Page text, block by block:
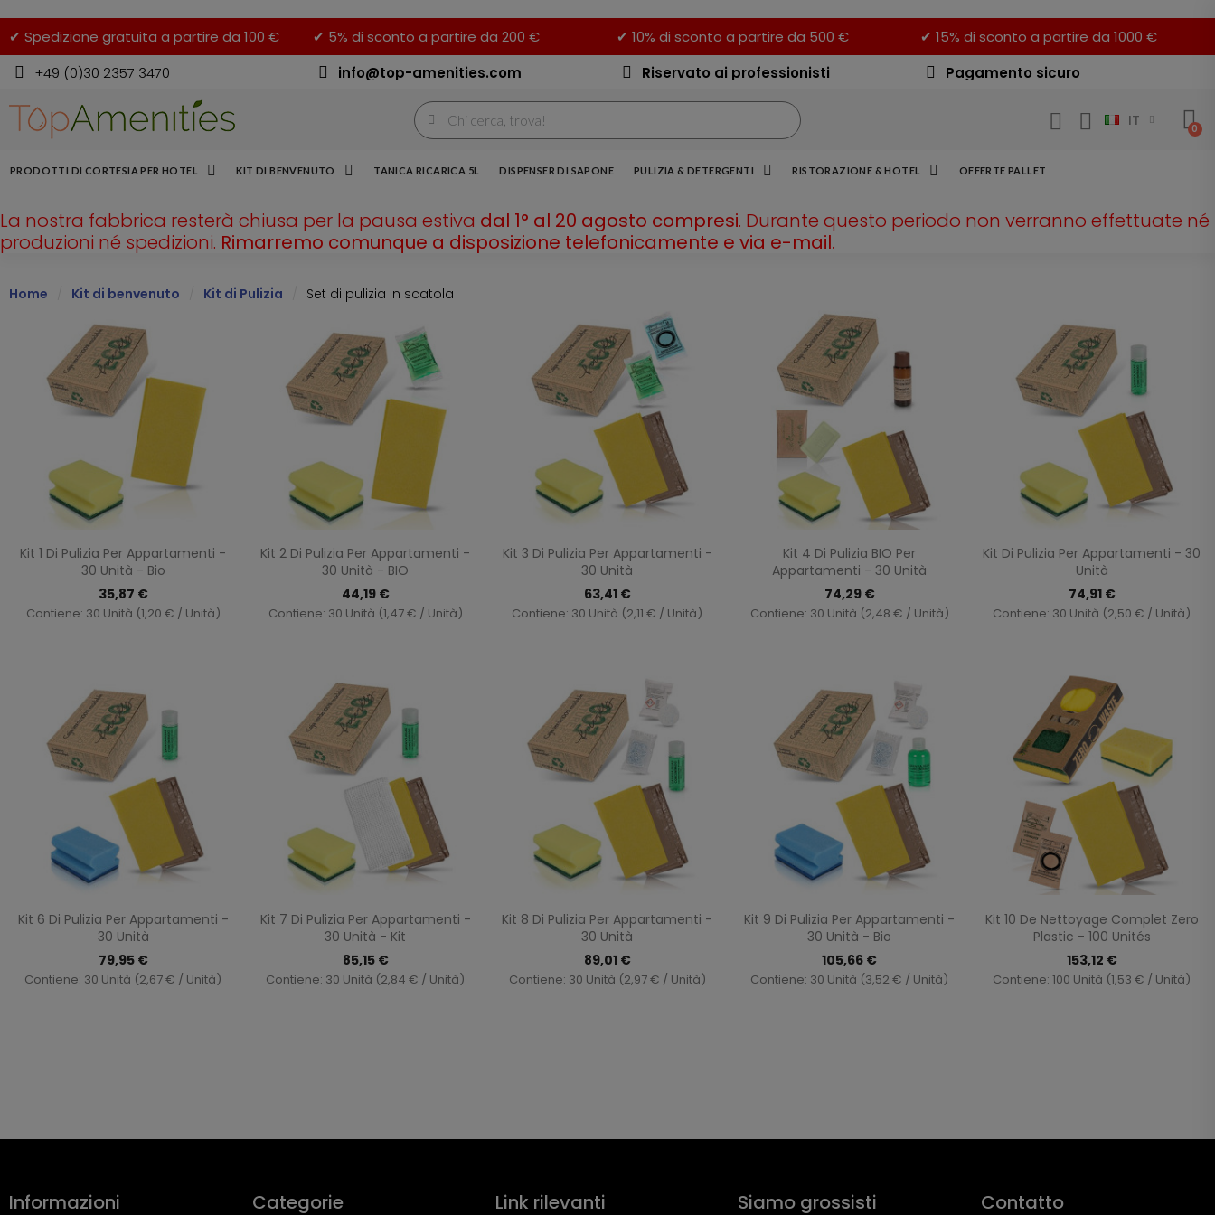
✔ Spedizione gratuita a partire da 100 € ✔ 5% di sconto a partire da 200 € ✔ 10% di sconto a partire da 500 €
✔ 15% di sconto a partire da 1000 €
+49 (0)30 2357 3470
info@top-amenities.com Riservato ai professionisti Pagamento sicuro
IT
PRODOTTI DI CORTESIA PER HOTEL KIT DI BENVENUTO TANICA RICARICA 5L DISPENSER DI SAPONE PULIZIA & DETERGENTI RISTORAZIONE & HOTEL OFFERTE PALLET
La nostra fabbrica resterà chiusa per la pausa estiva dal 1° al 20 agosto compresi. Durante questo periodo non verranno effettuate né
produzioni né spedizioni. Rimarremo comunque a disposizione telefonicamente e via e-mail.
Home Kit di benvenuto Kit di Pulizia Set di pulizia in scatola
Anteprima
Kit 1 Di Pulizia Per Appartamenti -
30 Unità - Bio
35,87 €
Contiene: 30 Unità (1,20 € / Unità)
Anteprima
Kit 2 Di Pulizia Per Appartamenti -
30 Unità - BIO
44,19 €
Contiene: 30 Unità (1,47 € / Unità)
Anteprima
Kit 3 Di Pulizia Per Appartamenti -
30 Unità
63,41 €
Contiene: 30 Unità (2,11 € / Unità)
Anteprima
Kit 4 Di Pulizia BIO Per
Appartamenti - 30 Unità
74,29 €
Contiene: 30 Unità (2,48 € / Unità)
Anteprima
Kit Di Pulizia Per Appartamenti - 30
Unità
74,91 €
Contiene: 30 Unità (2,50 € / Unità)
Anteprima
Kit 6 Di Pulizia Per Appartamenti -
30 Unità
79,95 €
Contiene: 30 Unità (2,67 € / Unità)
Anteprima
Kit 7 Di Pulizia Per Appartamenti -
30 Unità - Kit
85,15 €
Contiene: 30 Unità (2,84 € / Unità)
Anteprima
Kit 8 Di Pulizia Per Appartamenti -
30 Unità
89,01 €
Contiene: 30 Unità (2,97 € / Unità)
Anteprima
Kit 9 Di Pulizia Per Appartamenti -
30 Unità - Bio
105,66 €
Contiene: 30 Unità (3,52 € / Unità)
Anteprima
Kit 10 De Nettoyage Complet Zero
Plastic - 100 Unités
153,12 €
Contiene: 100 Unità (1,53 € / Unità)
Informazioni Categorie Link rilevanti Siamo grossisti Contatto